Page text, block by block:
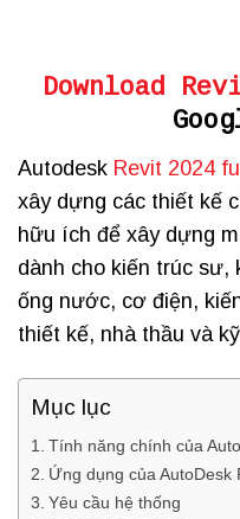
Download
Autodesk Revit 2024
xây dựng các thiết kế
hữu ích để xây dựng
dành cho kiến ​​trúc sư,
ống nước, cơ điện,
thiết kế, nhà thầu và
Mục lục
Tính năng chính của
Ứng dụng của AutoDesk
Yêu cầu hệ thống